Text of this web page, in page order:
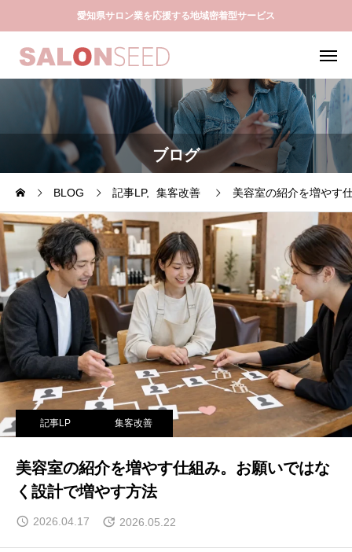
愛知県サロン業を応援する地域密着型サービス
ブログ
BLOG 記事LP 集客改善 美容室の紹介を増やす
記事LP 集客改善
美容室の紹介を増やす仕組み。お願いではな
く設計で増やす方法
2026.04.17 2026.05.22